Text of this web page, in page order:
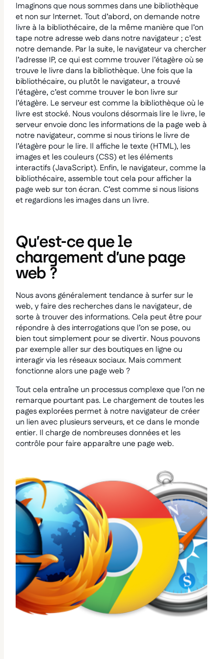
Imaginons que nous sommes dans une bibliothèque
et non sur Internet. Tout d’abord, on demande notre
livre à la bibliothécaire, de la même manière que l’on
tape notre adresse web dans notre navigateur ; c’est
notre demande. Par la suite, le navigateur va chercher
l’adresse IP, ce qui est comme trouver l’étagère où se
trouve le livre dans la bibliothèque. Une fois que la
bibliothécaire, ou plutôt le navigateur, a trouvé
l’étagère, c’est comme trouver le bon livre sur
l’étagère. Le serveur est comme la bibliothèque où le
livre est stocké. Nous voulons désormais lire le livre, le
serveur envoie donc les informations de la page web à
notre navigateur, comme si nous tirions le livre de
l’étagère pour le lire. Il affiche le texte (HTML), les
images et les couleurs (CSS) et les éléments
interactifs (JavaScript). Enfin, le navigateur, comme la
bibliothécaire, assemble tout cela pour afficher la
page web sur ton écran. C’est comme si nous lisions
et regardions les images dans un livre.
Qu’est-ce que le
chargement d’une page
web ?
Nous avons généralement tendance à surfer sur le
web, y faire des recherches dans le navigateur, de
sorte à trouver des informations. Cela peut être pour
répondre à des interrogations que l’on se pose, ou
bien tout simplement pour se divertir. Nous pouvons
par exemple aller sur des boutiques en ligne ou
interagir via les réseaux sociaux. Mais comment
fonctionne alors une page web ?
Tout cela entraîne un processus complexe que l’on ne
remarque pourtant pas. Le chargement de toutes les
pages explorées permet à notre navigateur de créer
un lien avec plusieurs serveurs, et ce dans le monde
entier. Il charge de nombreuses données et les
contrôle pour faire apparaître une page web.